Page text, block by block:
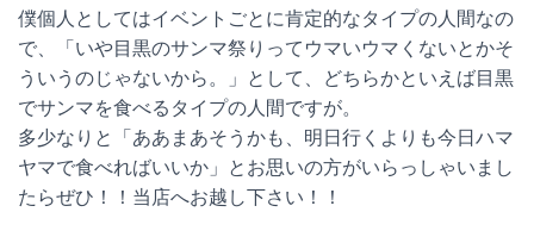
僕個人としてはイベントごとに肯定的なタイプの人間なの
で、「いや目黒のサンマ祭りってウマいウマくないとかそ
ういうのじゃないから。」として、どちらかといえば目黒
でサンマを食べるタイプの人間ですが。
多少なりと「ああまあそうかも、明日行くよりも今日ハマ
ヤマで食べればいいか」とお思いの方がいらっしゃいまし
たらぜひ！！当店へお越し下さい！！